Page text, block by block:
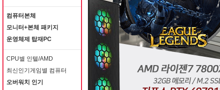
컴퓨터본체
모니터+본체 패키지
운영체제 탑재PC
CPU별 인텔/AMD
최신인기게임별 컴퓨터
오버워치 인기